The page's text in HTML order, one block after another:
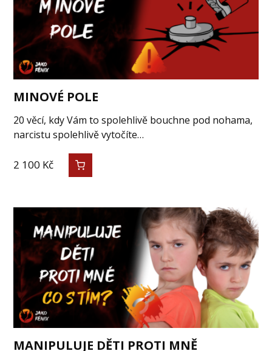
MINOVÉ POLE
20 věcí, kdy Vám to spolehlivě bouchne pod nohama,
narcistu spolehlivě vytočíte…
2 100 Kč
MANIPULUJE DĚTI PROTI MNĚ